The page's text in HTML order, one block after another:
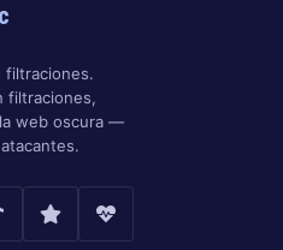
filtraciones.
filtraciones,
web oscura —